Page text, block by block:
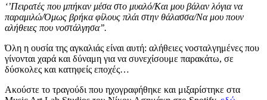
‘’Πειρατές που μπήκαν μέσα στο μυαλό/Και μου βάλαν λόγια να
παραμιλώ/Όμως βρήκα φίλους πλάι στην θάλασσα/Να μου πουν
αλήθειες που νοστάλγησα’’.
Όλη η ουσία της αγκαλιάς είναι αυτή: αλήθειες νοσταλγημένες που
γίνονται χαρά και δύναμη για να συνεχίσουμε παρακάτω, σε
δύσκολες και κατηφείς εποχές…
Ακούστε το τραγούδι που ηχογραφήθηκε και μιξαρίστηκε στα